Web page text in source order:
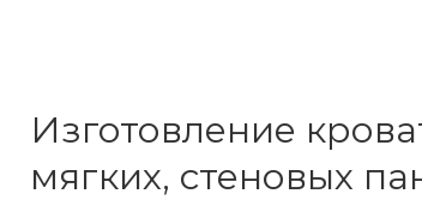
Изготовление
мягких, стеновых